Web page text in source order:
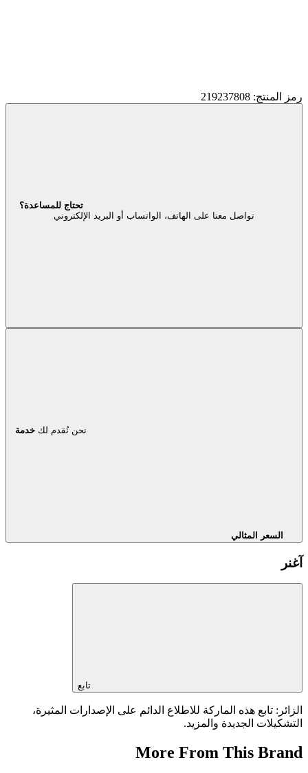
رمز المنتج: 219237808
تحتاج للمساعدة؟
تواصل معنا على الهاتف، الواتساب أو البريد الإلكتروني
نحن نُقدم لك خدمة
السعر المثالي
آغنر
تابع
الزائر: تابع هذه الماركة للاطلاع الدائم على الإصدارات المثيرة،
التشكيلات الجديدة والمزيد.
More From This Brand